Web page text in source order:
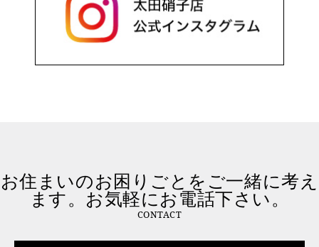
お住まいのお困りごとをご一緒に考え
ます。お気軽にお電話下さい。
CONTACT